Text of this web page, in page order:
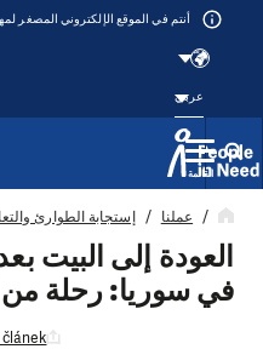
Přeskočit na obsah
أنتم في الموقع الإلكتروني
عربي
القائمة
عملنا إستجابة الطوارئ
العودة إلى البيت
في سوريا: رحلة من